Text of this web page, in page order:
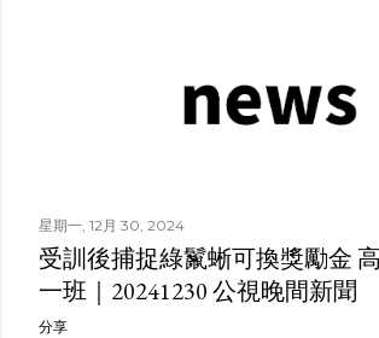
星期一, 12月 30, 2024
受訓後捕捉綠鬣蜥可換獎勵金
一班｜20241230 公視晚間新聞
分享